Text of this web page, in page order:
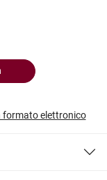
formato elettronico